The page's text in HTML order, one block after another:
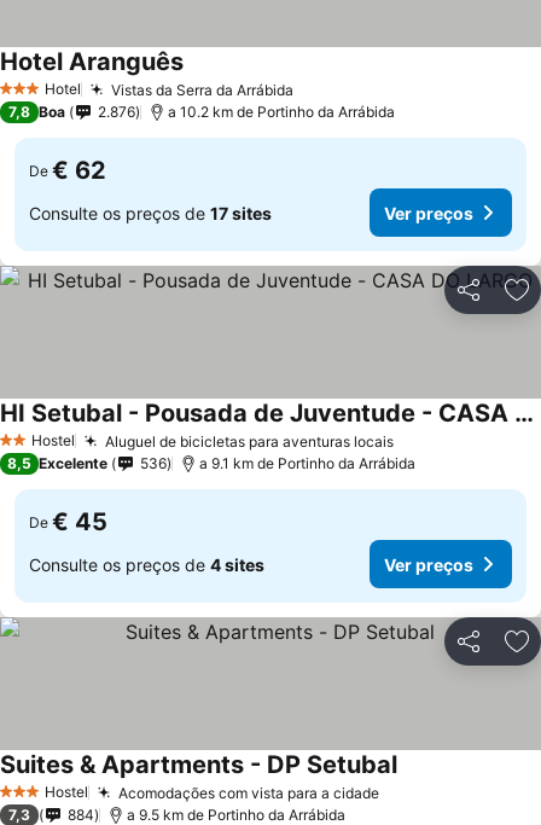
3 EstrelasHotel Vistas da Serra da Arrábida
Hotel AranguêsVer preços
7,8 Boa 2.876 a 10.2 km de Portinho da Arrábida
De € 62
Consulte os preços de 17 sites Ver preços
Partilhar
2 Estrelas
Hostel Aluguel de bicicletas para aventuras locaisVer preços
HI Setubal - Pousada de Juventude - CASA DO LARGO
Ver preços
8,5 Excelente 536 a 9.1 km de Portinho da Arrábida
De € 45
Consulte os preços de 4 sites Ver preços
Partilhar
3 EstrelasHostel Acomodações com vista para a cidadeVer preços
Suites & Apartments - DP SetubalVer preços
7,3 884 a 9.5 km de Portinho da Arrábida